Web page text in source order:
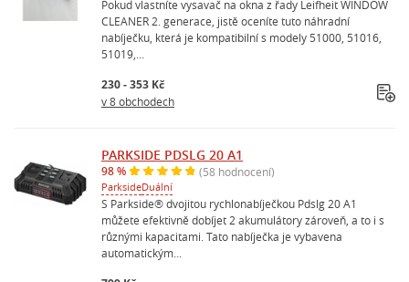
Pokud vlastníte vysavač na okna z řady Leifheit WINDOW
CLEANER 2. generace, jistě oceníte tuto náhradní
nabíječku, která je kompatibilní s modely 51000, 51016,
51019,...
230 - 353 Kč
v 8 obchodech
PARKSIDE PDSLG 20 A1
98 % (58 hodnocení)
ParksideDuální
S Parkside® dvojitou rychlonabíječkou Pdslg 20 A1
můžete efektivně dobíjet 2 akumulátory zároveň, a to i s
různými kapacitami. Tato nabíječka je vybavena
automatickým...